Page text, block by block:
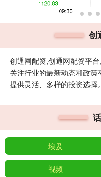
创
创通网配资,创通网配资平
关注行业的最新动态和政
提供灵活、多样的投资选择。
埃及
视频